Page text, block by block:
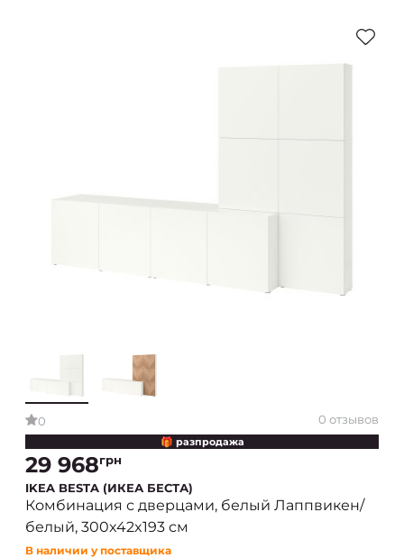
0 0 отзывов
🎁 разпродажа
29 968грн
IKEA BESTA (ИКЕА БЕСТА)
Комбинация с дверцами, белый Лаппвикен/
белый, 300x42x193 см
В наличии у поставщика